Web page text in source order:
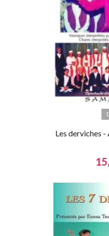
Les derviches